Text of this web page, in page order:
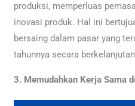
produksi, memperluas
inovasi produk. Hal ini
bersaing dalam pasar yang
tahunnya secara
3. Memudahkan Kerja Sama